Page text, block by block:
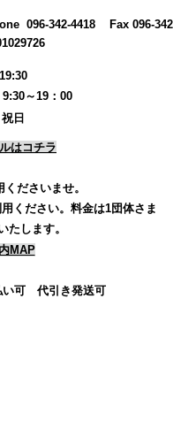
096-342-4418 Fax 096-
9:30～19：00
日
はコチラ
ださいませ。
ください。 料金は1団体さま
たします。
MAP
い可 代引き発送可